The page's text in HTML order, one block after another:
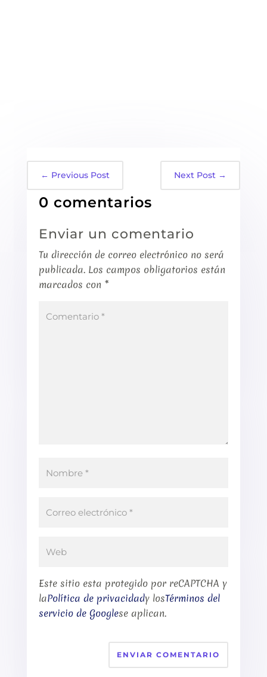
← Previous Post Next Post →
0 comentarios
Enviar un comentario
Tu dirección de correo electrónico no será
publicada. Los campos obligatorios están
marcados con *
Este sitio esta protegido por reCAPTCHA y
laPolítica de privacidady losTérminos del
servicio de Googlese aplican.
ENVIAR COMENTARIO